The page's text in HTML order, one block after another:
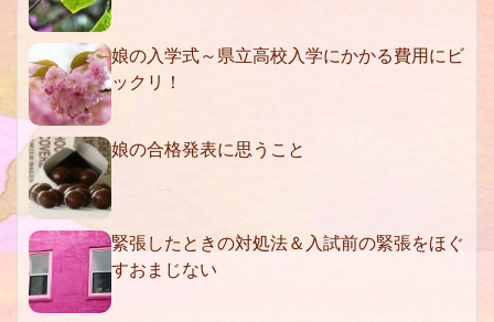
娘の入学式～県立高校入学にかかる費用にビ
ックリ！
娘の合格発表に思うこと
緊張したときの対処法＆入試前の緊張をほぐ
すおまじない